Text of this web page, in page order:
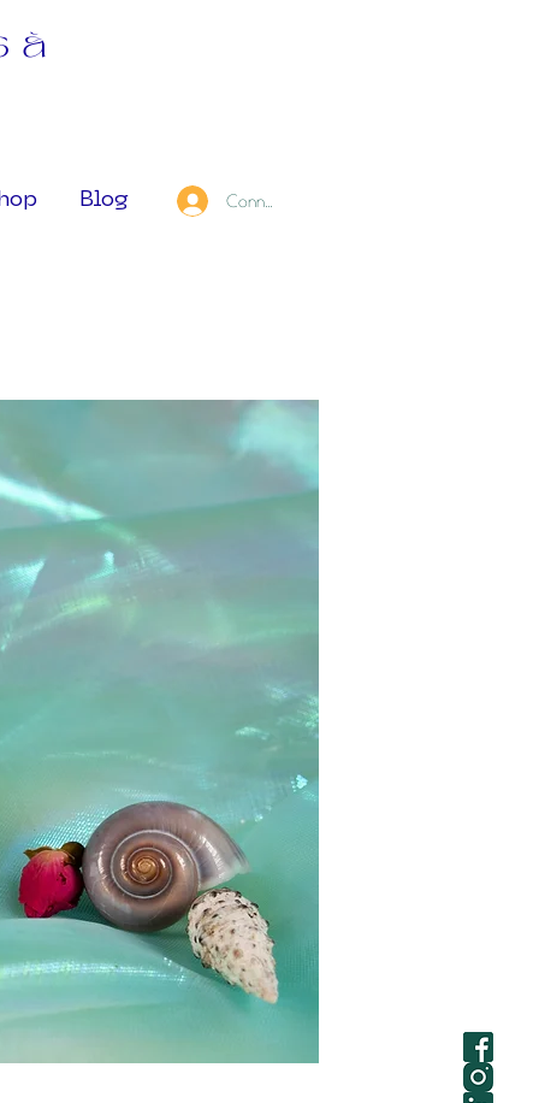
à
Blog Connexion